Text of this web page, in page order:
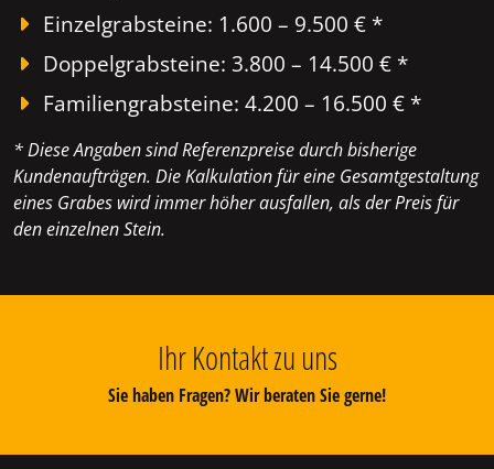
Einzelgrabsteine: 1.600 – 9.500 € *
Doppelgrabsteine: 3.800 – 14.500 € *
Familiengrabsteine: 4.200 – 16.500 € *
* Diese Angaben sind Referenzpreise durch bisherige
Kundenaufträgen. Die Kalkulation für eine Gesamtgestaltung
eines Grabes wird immer höher ausfallen, als der Preis für
den einzelnen Stein.
Ihr Kontakt zu uns
Sie haben Fragen? Wir beraten Sie gerne!